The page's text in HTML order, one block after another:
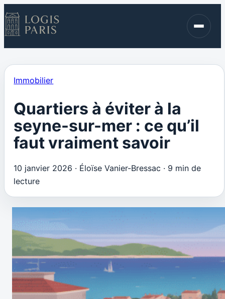
Immobilier
Contact
Immobilier
Quartiers à éviter à la
seyne-sur-mer : ce qu’il
faut vraiment savoir
10 janvier 2026 · Éloïse Vanier-Bressac · 9 min de
lecture